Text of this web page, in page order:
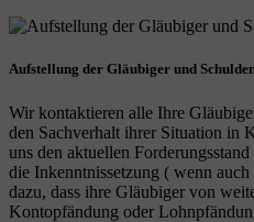
Aufstellung der Gläubiger und
Wir kontaktieren alle Ihre
den Sachverhalt ihrer Situation in
uns den aktuellen
die Inkenntnissetzung ( wenn
dazu, dass ihre Gläubiger von
Kontopfändung oder